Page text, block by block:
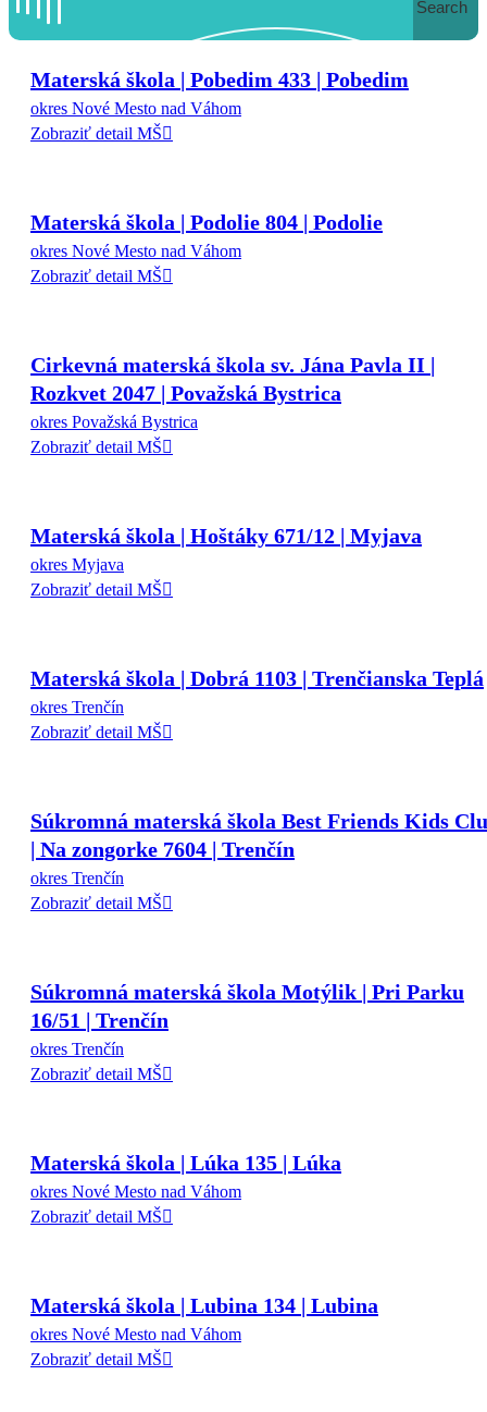
Search
Materská škola | Pobedim 433 | Pobedim
okres Nové Mesto nad Váhom
Zobraziť detail MŠ
Materská škola | Podolie 804 | Podolie
okres Nové Mesto nad Váhom
Zobraziť detail MŠ
Cirkevná materská škola sv. Jána Pavla II |
Rozkvet 2047 | Považská Bystrica
okres Považská Bystrica
Zobraziť detail MŠ
Materská škola | Hoštáky 671/12 | Myjava
okres Myjava
Zobraziť detail MŠ
Materská škola | Dobrá 1103 | Trenčianska Teplá
okres Trenčín
Zobraziť detail MŠ
Súkromná materská škola Best Friends Kids
| Na zongorke 7604 | Trenčín
okres Trenčín
Zobraziť detail MŠ
Súkromná materská škola Motýlik | Pri Parku
16/51 | Trenčín
okres Trenčín
Zobraziť detail MŠ
Materská škola | Lúka 135 | Lúka
okres Nové Mesto nad Váhom
Zobraziť detail MŠ
Materská škola | Lubina 134 | Lubina
okres Nové Mesto nad Váhom
Zobraziť detail MŠ